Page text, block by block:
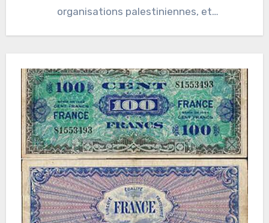
organisations palestiniennes, et